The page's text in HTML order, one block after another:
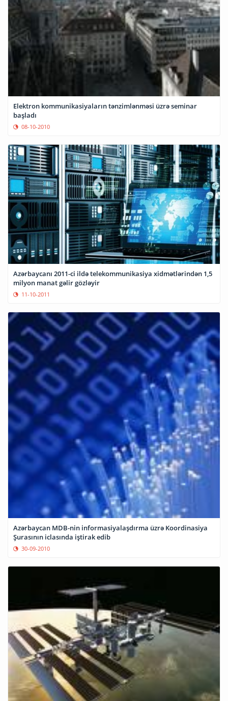
Elektron kommunikasiyaların tənzimlənməsi üzrə seminar
başladı
08-10-2010
Azərbaycanı 2011-ci ildə telekommunikasiya xidmətlərindən 1,5
milyon manat gəlir gözləyir
11-10-2011
Azərbaycan MDB-nin informasiyalaşdırma üzrə Koordinasiya
Şurasının iclasında iştirak edib
30-09-2010